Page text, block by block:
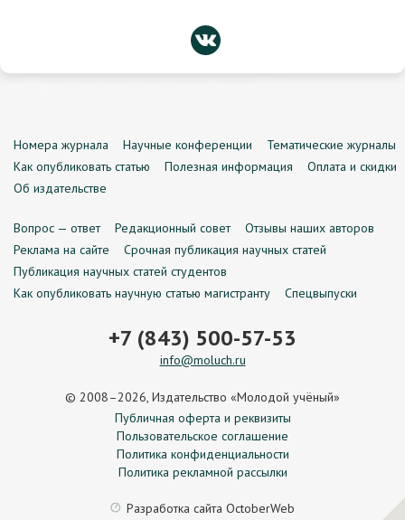
Номера журнала Научные конференции
Тематические журналы
Как опубликовать статью
Полезная информация
Оплата и скидки
Об издательстве
Вопрос — ответ Редакционный совет
Отзывы наших авторов
Реклама на сайте
Срочная публикация научных статей
Публикация научных статей студентов
Как опубликовать научную статью магистранту
Спецвыпуски
+7 (843) 500-57-53
info@moluch.ru
© 2008–2026, Издательство «Молодой учёный»
Публичная оферта и реквизиты
Пользовательское соглашение
Политика конфиденциальности
Политика рекламной рассылки
Разработка сайта OctoberWeb